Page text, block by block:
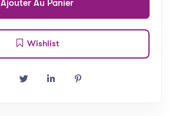
Ajouter Au Panier
Wishlist